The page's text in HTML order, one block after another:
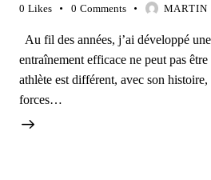
0 Likes 0 Comments MARTIN
Au fil des années, j’ai développé
entraînement efficace ne peut pas
athlète est différent, avec son histoire,
forces…